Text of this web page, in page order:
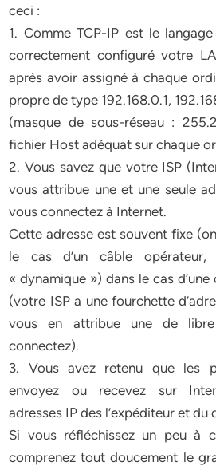
ceci :
1. Comme TCP-IP est le
correctement configuré votre
après avoir assigné à chaque
propre de type 192.168.0.1,
(masque de sous-réseau :
fichier Host adéquat sur chaque
2. Vous savez que votre ISP
vous attribue une et une seule
vous connectez à Internet.
Cette adresse est souvent fixe
le cas d’un câble
« dynamique ») dans le cas
(votre ISP a une fourchette
vous en attribue une de
connectez).
3. Vous avez retenu que les
envoyez ou recevez sur
adresses IP des l’expéditeur et du
Si vous réfléchissez un peu à
comprenez tout doucement le